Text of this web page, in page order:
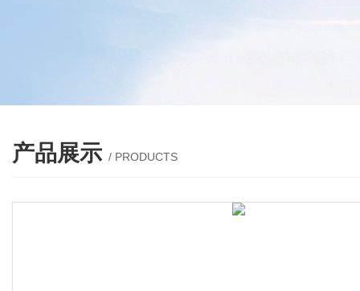
产品展示 / PRODUCTS